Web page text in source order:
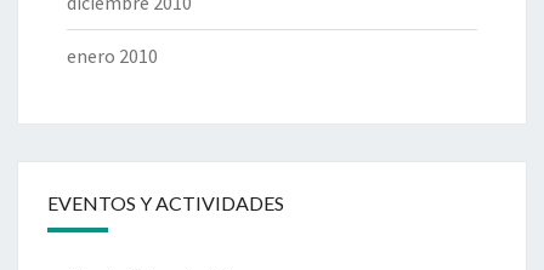
enero 2010
EVENTOS Y ACTIVIDADES